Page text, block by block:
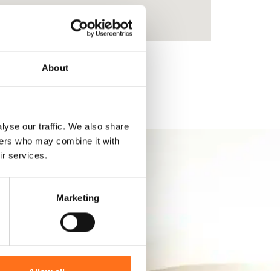
About
our traffic. We also share
who may combine it with
services.
Marketing